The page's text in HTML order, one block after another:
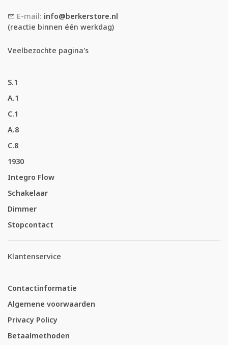
E-mail: info@berkerstore.nl
(reactie binnen één werkdag)
Veelbezochte pagina's
S.1
A.1
C.1
A.8
C.8
1930
Integro Flow
Schakelaar
Dimmer
Stopcontact
Klantenservice
Contactinformatie
Algemene voorwaarden
Privacy Policy
Betaalmethoden